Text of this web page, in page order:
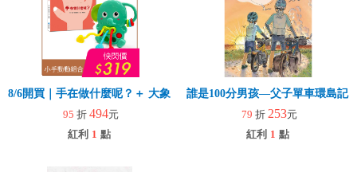
8/6開買｜手在做什麼呢？＋ 大象拉拉樂(玩具)
95 折 494元
紅利 1 點
誰是100分男孩—父子單車環島記
79 折 253元
紅利 1 點